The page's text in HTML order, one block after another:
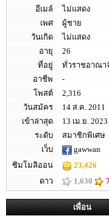
อีเมล์
ไม่แสดง
เพศ
ผู้ชาย
วันเกิด
ไม่แสดง
อายุ
26
ที่อยู่
ทั่วราชอาณา
อาชีพ
-
โพสต์
2,316
วันสมัคร
14 ส.ค. 2011
เข้าล่าสุด
13 เม.ย. 2023
ระดับ
สมาชิกพิเศษ
เว็บ
gawwan
ซิมโมลิออน
23,426
ดาว
1,630
เพื่อน